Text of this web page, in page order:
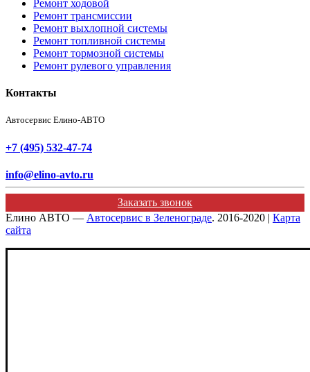
Ремонт ходовой
Ремонт трансмиссии
Ремонт выхлопной системы
Ремонт топливной системы
Ремонт тормозной системы
Ремонт рулевого управления
Контакты
Автосервис Елино-АВТО
+7 (495) 532-47-74
info@elino-avto.ru
Заказать звонок
Елино АВТО — Автосервис в Зеленограде. 2016-2020 | Карта
сайта